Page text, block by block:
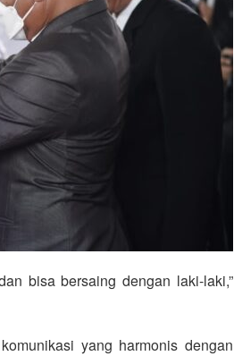
bisa bersaing dengan laki-laki,”
yang harmonis dengan